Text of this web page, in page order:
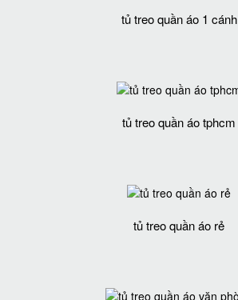
tủ treo quần áo 1 cánh
tủ treo quần áo tphcm
tủ treo quần áo rẻ